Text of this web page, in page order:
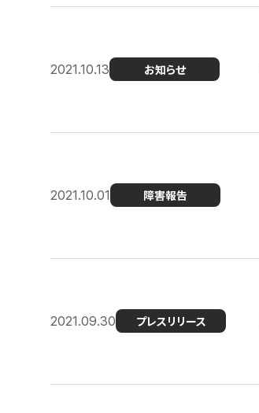
2021.10.13 お知らせ
2021.10.01 障害報告
2021.09.30 プレスリリース